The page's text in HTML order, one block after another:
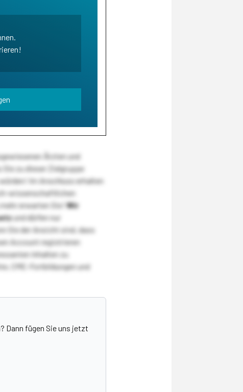
Ärzten und
zu dieser Zielgruppe
Im Anschluss erhalten
wissenschaftlichen
erwarten Sie!Wir
und dürfen nur
Sie der Ansicht sind, dass
Account registrieren
Inhalten zu
CME-Fortbildungen und
Dann fügen Sie uns jetzt